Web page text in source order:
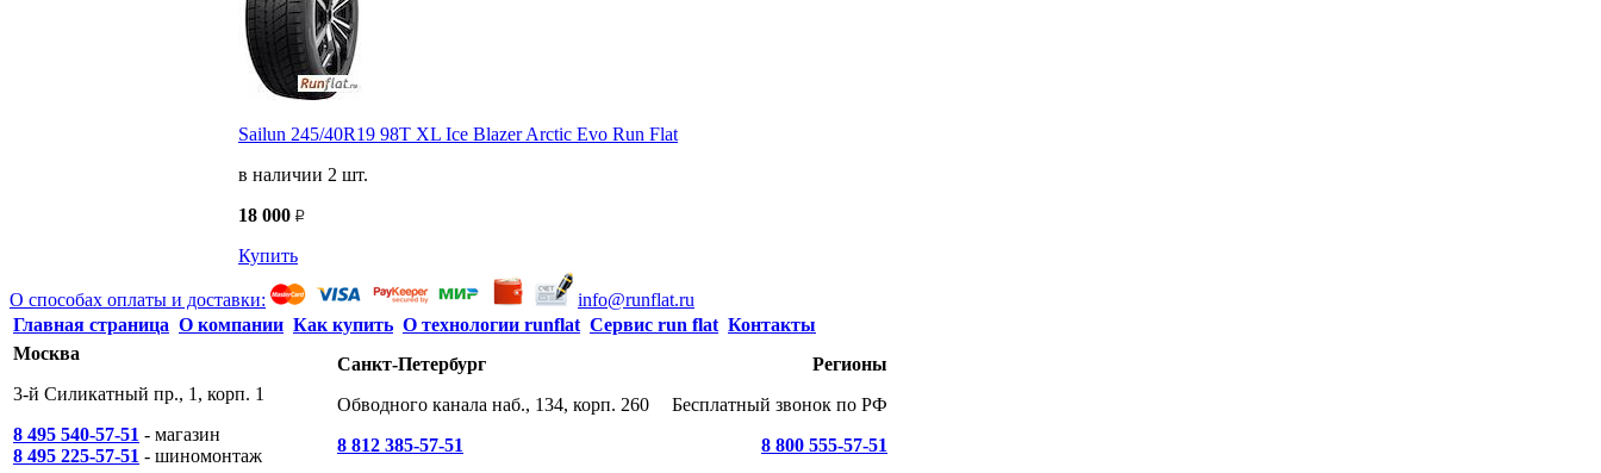
Sailun 245/40R19 98T XL Ice Blazer Arctic Evo Run Flat
в наличии 2 шт.
18 000
Купить
О способах оплаты и доставки:
info@runflat.ru
Главная страница О компании Как купить О технологии runflat Сервис run flat Контакты
Москва
3-й Силикатный пр., 1, корп. 1
8 495 540-57-51 - магазин
8 495 225-57-51 - шиномонтаж
Санкт-Петербург
Обводного канала наб., 134, корп. 260
8 812 385-57-51
Регионы
Бесплатный звонок по РФ
8 800 555-57-51